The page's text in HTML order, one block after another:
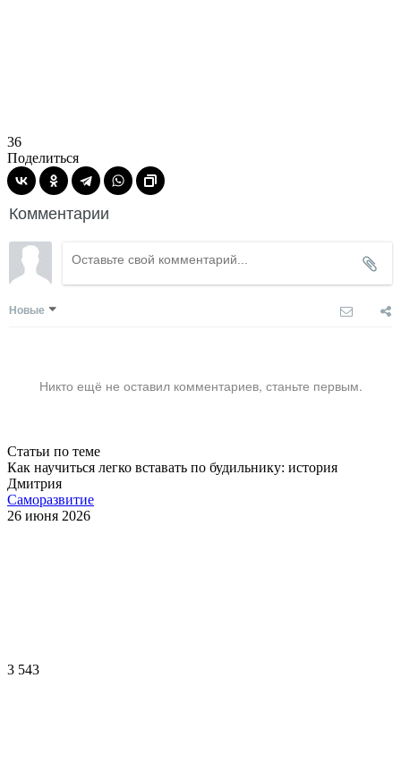
36
Поделиться
Комментарии
Новые
Никто ещё не оставил комментариев, станьте первым.
Статьи по теме
Как научиться легко вставать по будильнику: история
Дмитрия
Саморазвитие
26 июня 2026
3 543